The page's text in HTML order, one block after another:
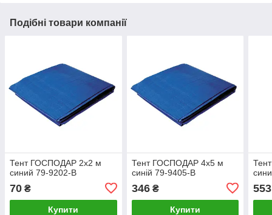
Подібні товари компанії
Тент ГОСПОДАР 2х2 м
синий 79-9202-В
70 ₴
Купити
Тент ГОСПОДАР 4х5 м
синій 79-9405-В
346₴
Купити
553